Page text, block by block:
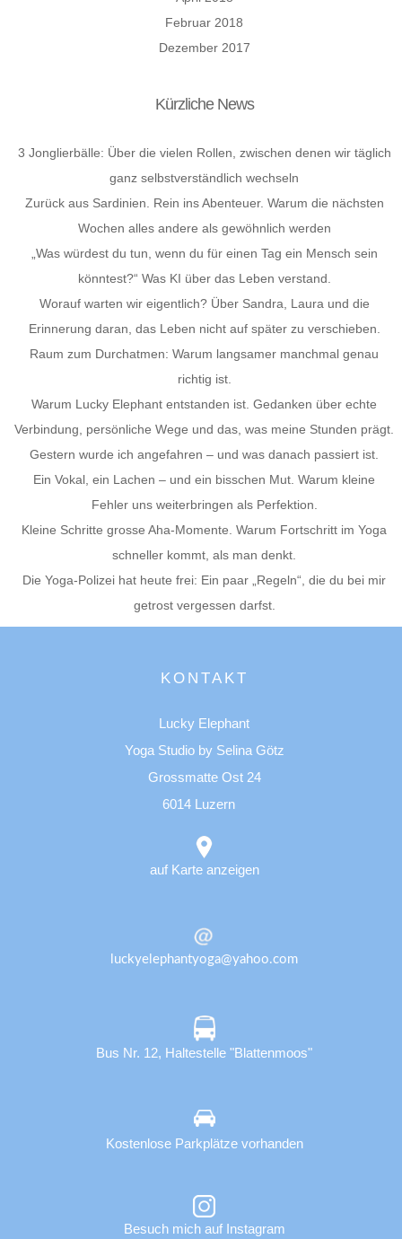
Februar 2018
Dezember 2017
Kürzliche News
3 Jonglierbälle: Über die vielen Rollen, zwischen denen wir täglich
ganz selbstverständlich wechseln
Zurück aus Sardinien. Rein ins Abenteuer. Warum die nächsten
Wochen alles andere als gewöhnlich werden
„Was würdest du tun, wenn du für einen Tag ein Mensch sein
könntest?“ Was KI über das Leben verstand.
Worauf warten wir eigentlich? Über Sandra, Laura und die
Erinnerung daran, das Leben nicht auf später zu verschieben.
Raum zum Durchatmen: Warum langsamer manchmal genau
richtig ist.
Warum Lucky Elephant entstanden ist. Gedanken über echte
Verbindung, persönliche Wege und das, was meine Stunden prägt.
Gestern wurde ich angefahren – und was danach passiert ist.
Ein Vokal, ein Lachen – und ein bisschen Mut. Warum kleine
Fehler uns weiterbringen als Perfektion.
Kleine Schritte grosse Aha-Momente. Warum Fortschritt im Yoga
schneller kommt, als man denkt.
Die Yoga-Polizei hat heute frei: Ein paar „Regeln“, die du bei mir
getrost vergessen darfst.
KONTAKT
Lucky Elephant
Yoga Studio by Selina Götz
Grossmatte Ost 24
6014 Luzern
auf Karte anzeigen
luckyelephantyoga@yahoo.com
Bus Nr. 12, Haltestelle "Blattenmoos"
Kostenlose Parkplätze vorhanden
Besuch mich auf Instagram